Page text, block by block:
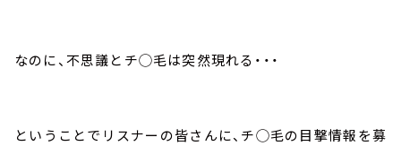
なのに、不思議とチ◯毛は突然現れる・・・
ということでリスナーの皆さんに、チ◯毛の目撃情報を募